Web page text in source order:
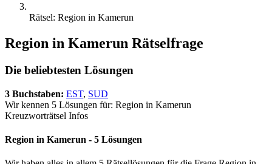
Rätsel: Region in Kamerun
Region in Kamerun Rätselfrage
Die beliebtesten Lösungen
3 Buchstaben: EST, SUD
Wir kennen 5 Lösungen für: Region in Kamerun
Kreuzworträtsel Infos
Region in Kamerun - 5 Lösungen